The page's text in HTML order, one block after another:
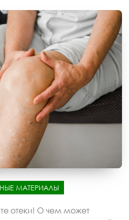
МАТЕРИАЛЫ
отеки! О чем может